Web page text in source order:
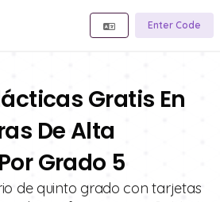
Enter Code
Gratis En
De Alta
Grado 5
de quinto grado con tarjetas